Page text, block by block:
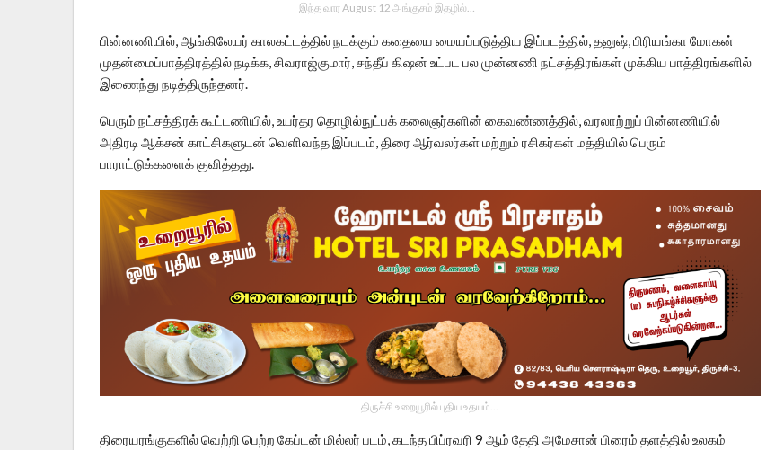
இந்த வார August 12 அங்குசம் இதழில்…
பின்னணியில், ஆங்கிலேயர் காலகட்டத்தில் நடக்கும் கதையை மையப்படுத்திய இப்படத்தில், தனுஷ், பிரியங்கா மோகன்
முதன்மைப்பாத்திரத்தில் நடிக்க, சிவராஜ்குமார், சந்தீப் கிஷன் உட்பட பல முன்னணி நட்சத்திரங்கள் முக்கிய பாத்திரங்களில்
இணைந்து நடித்திருந்தனர்.
பெரும் நட்சத்திரக் கூட்டணியில், உயர்தர தொழில்நுட்பக் கலைஞர்களின் கைவண்ணத்தில், வரலாற்றுப் பின்னணியில்
அதிரடி ஆக்சன் காட்சிகளுடன் வெளிவந்த இப்படம், திரை ஆர்வலர்கள் மற்றும் ரசிகர்கள் மத்தியில் பெரும்
பாராட்டுக்களைக் குவித்தது.
திருச்சி உறையூரில் புதிய உதயம்...
திரையரங்குகளில் வெற்றி பெற்ற கேப்டன் மில்லர் படம், கடந்த பிப்ரவரி 9 ஆம் தேதி அமேசான் பிரைம் தளத்தில் உலகம்